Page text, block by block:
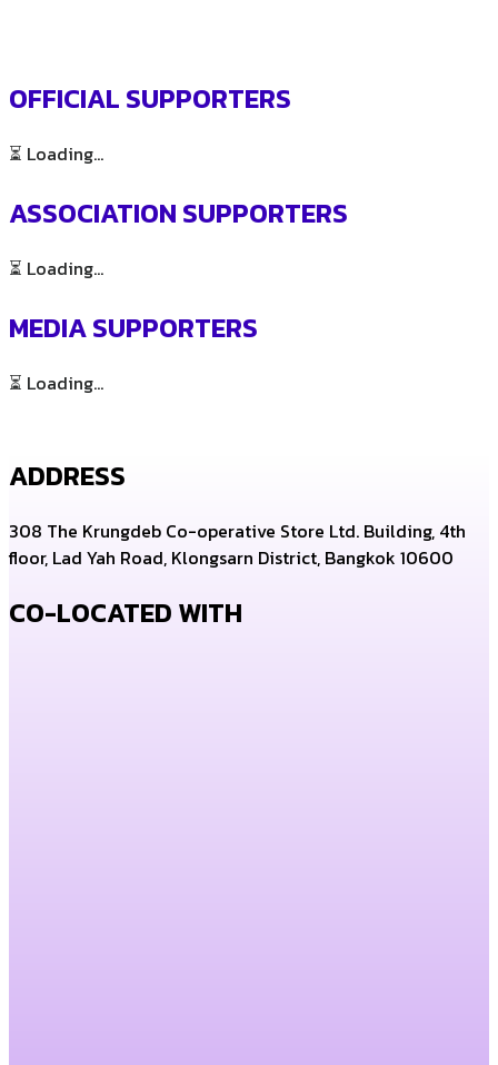
OFFICIAL SUPPORTERS
⏳ Loading...
ASSOCIATION SUPPORTERS
⏳ Loading...
MEDIA SUPPORTERS
⏳ Loading...
ADDRESS
308 The Krungdeb Co-operative Store Ltd. Building, 4th
floor, Lad Yah Road, Klongsarn District, Bangkok 10600
CO-LOCATED WITH